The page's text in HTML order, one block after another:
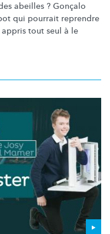
abeilles ? Gonçalo
qui pourrait reprendre
tout seul à le